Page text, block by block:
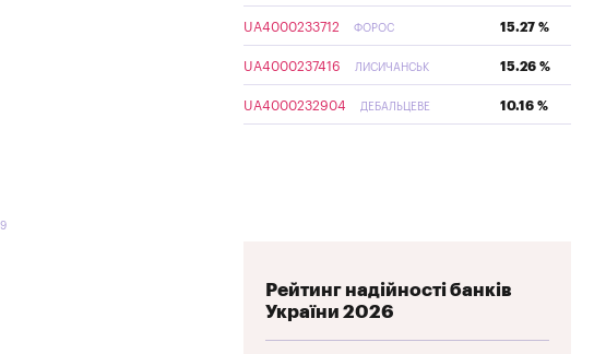
UA4000233712 ФОРОС 15.27 %
UA4000237416 ЛИСИЧАНСЬК 15.26 %
UA4000232904 ДЕБАЛЬЦЕВЕ 10.16 %
Рейтинг надійності банків
України 2026